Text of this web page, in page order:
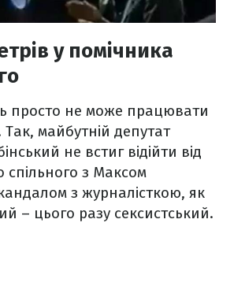
у помічника
просто не може працювати
Так, майбутній депутат
не встиг відійти від
з Максом
з журналісткою, як
– цього разу сексистський.